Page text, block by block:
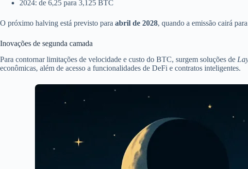
2024: de 6,25 para 3,125 BTC
O próximo halving está previsto para abril de 2028, quando a emissão cairá para
Inovações de segunda camada
Para contornar limitações de velocidade e custo do BTC, surgem soluções de
econômicas, além de acesso a funcionalidades de DeFi e contratos inteligentes.